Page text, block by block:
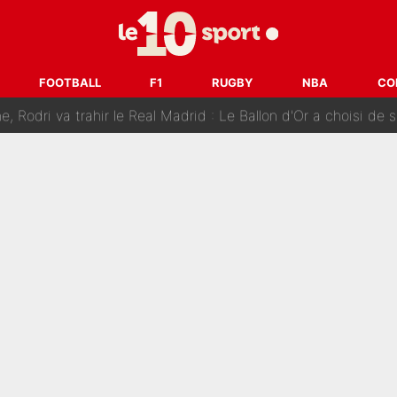
FOOTBALL F1 RUGBY NBA
Doué, le PSG a pris une correction face à Majorque : Luis
j’ai dû partir...», le témoignage émouvant de Max
Rodri va trahir le Real Madrid : Le Ballon d'Or a choisi de